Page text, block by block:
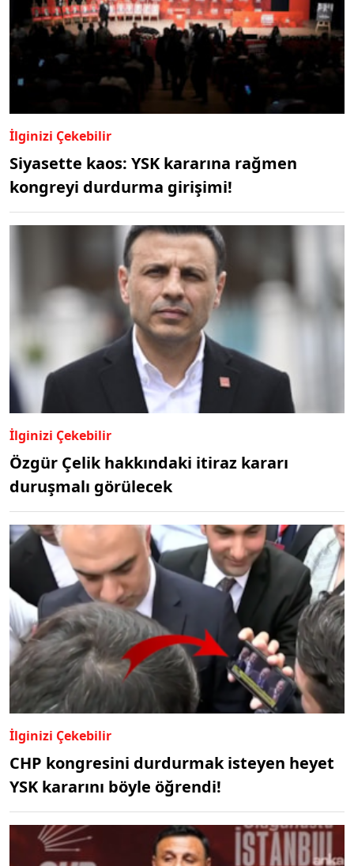
İlginizi Çekebilir
Siyasette kaos: YSK kararına rağmen
kongreyi durdurma girişimi!
İlginizi Çekebilir
Özgür Çelik hakkındaki itiraz kararı
duruşmalı görülecek
İlginizi Çekebilir
CHP kongresini durdurmak isteyen heyet
YSK kararını böyle öğrendi!